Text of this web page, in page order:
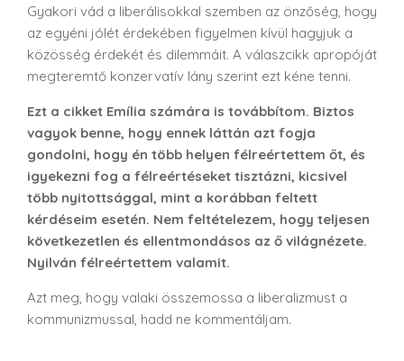
Gyakori vád a liberálisokkal szemben az önzőség, hogy
az egyéni jólét érdekében figyelmen kívül hagyjuk a
közösség érdekét és dilemmáit. A válaszcikk apropóját
megteremtő konzervatív lány szerint ezt kéne tenni.
Ezt a cikket Emília számára is továbbítom. Biztos
vagyok benne, hogy ennek láttán azt fogja
gondolni, hogy én több helyen félreértettem őt, és
igyekezni fog a félreértéseket tisztázni, kicsivel
több nyitottsággal, mint a korábban feltett
kérdéseim esetén. Nem feltételezem, hogy teljesen
következetlen és ellentmondásos az ő világnézete.
Nyilván félreértettem valamit.
Azt meg, hogy valaki összemossa a liberalizmust a
kommunizmussal, hadd ne kommentáljam.